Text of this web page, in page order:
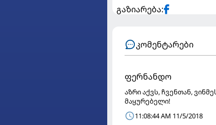
გაზიარება:
კომენტარები
ფერნანდო
აზრი აქვს, ჩვენთან,
მაყურებელი!
11:08:44 AM 11/5/2018